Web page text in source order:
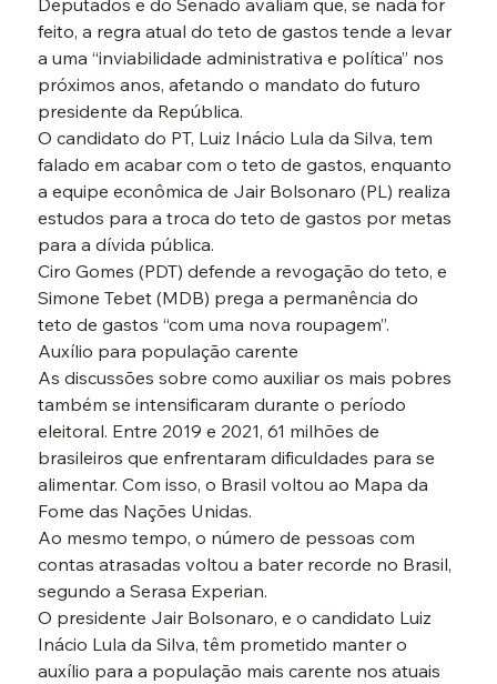
Deputados e do Senado avaliam que, se nada for
feito, a regra atual do teto de gastos tende a levar
a uma “inviabilidade administrativa e política” nos
próximos anos, afetando o mandato do futuro
presidente da República.
O candidato do PT, Luiz Inácio Lula da Silva, tem
falado em acabar com o teto de gastos, enquanto
a equipe econômica de Jair Bolsonaro (PL) realiza
estudos para a troca do teto de gastos por metas
para a dívida pública.
Ciro Gomes (PDT) defende a revogação do teto, e
Simone Tebet (MDB) prega a permanência do
teto de gastos “com uma nova roupagem”.
Auxílio para população carente
As discussões sobre como auxiliar os mais pobres
também se intensificaram durante o período
eleitoral. Entre 2019 e 2021, 61 milhões de
brasileiros que enfrentaram dificuldades para se
alimentar. Com isso, o Brasil voltou ao Mapa da
Fome das Nações Unidas.
Ao mesmo tempo, o número de pessoas com
contas atrasadas voltou a bater recorde no Brasil,
segundo a Serasa Experian.
O presidente Jair Bolsonaro, e o candidato Luiz
Inácio Lula da Silva, têm prometido manter o
auxílio para a população mais carente nos atuais